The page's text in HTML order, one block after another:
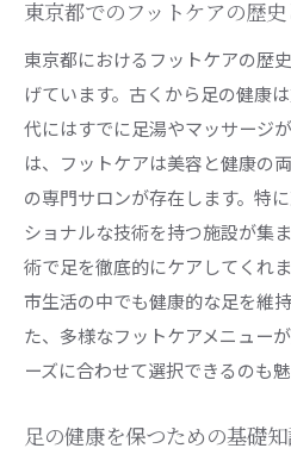
フットケアがもたら
パフォーマンス向上
健康促進に貢献する
東京都でフットケアを
美容と健康を両立さ
毎日の負担を軽減する東
重要性
日常生活における足
東京都での生活とフッ
東京都でのフットケアの歴
東京都におけるフットケアの歴
げています。古くから足の健康
代にはすでに足湯やマッサージ
は、フットケアは美容と健康の
の専門サロンが存在します。特
ショナルな技術を持つ施設が集
術で足を徹底的にケアしてくれ
市生活の中でも健康的な足を維
た、多様なフットケアメニュー
ーズに合わせて選択できるのも魅
足の健康を保つための基礎